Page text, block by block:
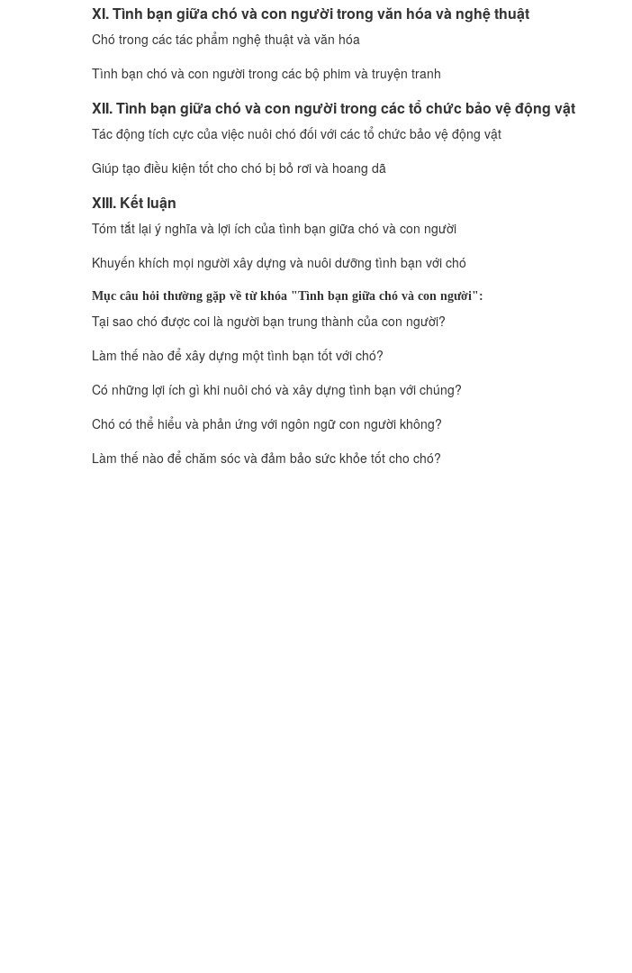
XI. Tình bạn giữa chó và con người trong văn hóa và nghệ thuật
Chó trong các tác phẩm nghệ thuật và văn hóa
Tình bạn chó và con người trong các bộ phim và truyện tranh
XII. Tình bạn giữa chó và con người trong các tổ chức bảo vệ động vật
Tác động tích cực của việc nuôi chó đối với các tổ chức bảo vệ động vật
Giúp tạo điều kiện tốt cho chó bị bỏ rơi và hoang dã
XIII. Kết luận
Tóm tắt lại ý nghĩa và lợi ích của tình bạn giữa chó và con người
Khuyến khích mọi người xây dựng và nuôi dưỡng tình bạn với chó
Mục câu hỏi thường gặp về từ khóa "Tình bạn giữa chó và con người":
Tại sao chó được coi là người bạn trung thành của con người?
Làm thế nào để xây dựng một tình bạn tốt với chó?
Có những lợi ích gì khi nuôi chó và xây dựng tình bạn với chúng?
Chó có thể hiểu và phản ứng với ngôn ngữ con người không?
Làm thế nào để chăm sóc và đảm bảo sức khỏe tốt cho chó?